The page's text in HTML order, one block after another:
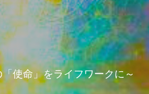
使命」をライフワークに～